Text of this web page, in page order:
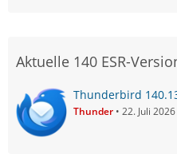
Aktuelle 140 ESR-
Thunderbird
Thunder 22. Juli